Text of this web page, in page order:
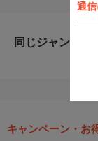
通
同じジャンルの
キャンペーン・お